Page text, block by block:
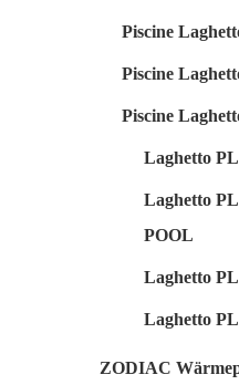
Piscine
Piscine
Piscine
Laghetto
Laghetto
POOL
Laghetto
Laghetto
ZODIAC